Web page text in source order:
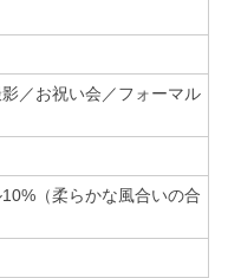
／お祝い会／フォーマル
（柔らかな風合いの合